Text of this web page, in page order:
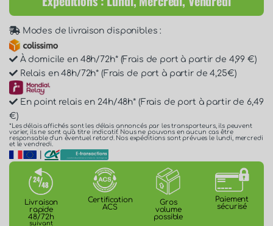
Modes de livraison disponibles :
À domicile en 48h/72h* (Frais de port à partir de 4,99 €)
Relais en 48h/72h* (Frais de port à partir de 4,25€)
En point relais en 24h/48h* (Frais de port à partir de 6,49
€)
*Les délais affichés sont les délais annoncés par les transporteurs, ils peuvent
varier, ils ne sont qu'à titre indicatif. Nous ne pouvons en aucun cas être
responsable d'un éventuel retard. Nos expéditions sont prévues le lundi, mercredi
et le vendredi.
Livraison
rapide
48/72h
suivant
Certification
ACS
Gros
volume
possible
Paiement
sécurisé